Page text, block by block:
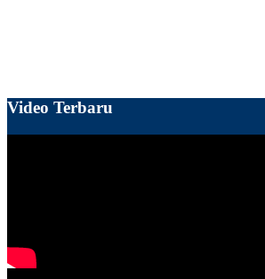
Video Terbaru